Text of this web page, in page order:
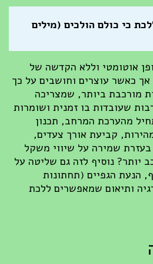
כי כולם הולכים (מילים
אוטומטי וללא הקדשה של
כאשר עוצרים וחושבים על כך
מורכבת ביותר, שמצריכה
שעובדות בו זמנית ושומרות
מהערכת המרחב, תכנון
קביעת אורך צעדים,
שמירה על שיווי משקל
נוסיף לזה גם שליטה על
הנעת הגפיים (תחתונות
ותיאום שמאפשרים ללכת